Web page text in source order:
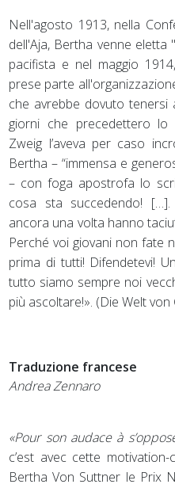
Nell'agosto 1913, nella
dell'Aja, Bertha venne eletta
pacifista e nel maggio
prese parte
che avrebbe dovuto tenersi
giorni che precedettero lo
Zweig l’aveva per caso
Bertha – “immensa e
– con foga apostrofa lo
cosa sta succedendo!
ancora una volta hanno
Perché voi giovani non fate
prima di tutti! Difendetevi!
tutto siamo sempre noi
più ascoltare!». (Die Welt
Traduzione francese
Andrea Zennaro
«Pour son audace à
c’est avec cette
Bertha Von Suttner le Prix